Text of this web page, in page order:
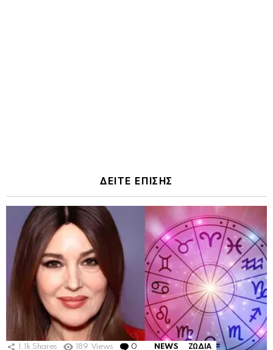
ΔΕΙΤΕ ΕΠΙΣΗΣ
1.1k Shares 189 Views 0 Comments
NEWS ΖΩΔΙΑ